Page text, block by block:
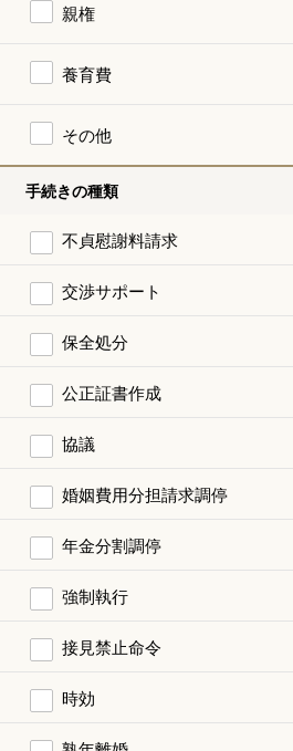
親権
養育費
その他
手続きの種類
不貞慰謝料請求
交渉サポート
保全処分
公正証書作成
協議
婚姻費用分担請求調停
年金分割調停
強制執行
接見禁止命令
時効